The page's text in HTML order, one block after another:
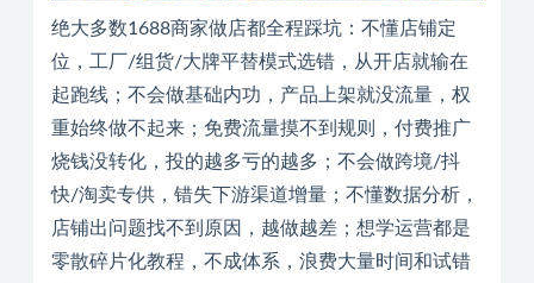
绝大多数1688商家做店都全程踩坑：不懂店铺定
位，工厂/组货/大牌平替模式选错，从开店就输在
起跑线；不会做基础内功，产品上架就没流量，权
重始终做不起来；免费流量摸不到规则，付费推广
烧钱没转化，投的越多亏的越多；不会做跨境/抖
快/淘卖专供，错失下游渠道增量；不懂数据分析，
店铺出问题找不到原因，越做越差；想学运营都是
零散碎片化教程，不成体系，浪费大量时间和试错